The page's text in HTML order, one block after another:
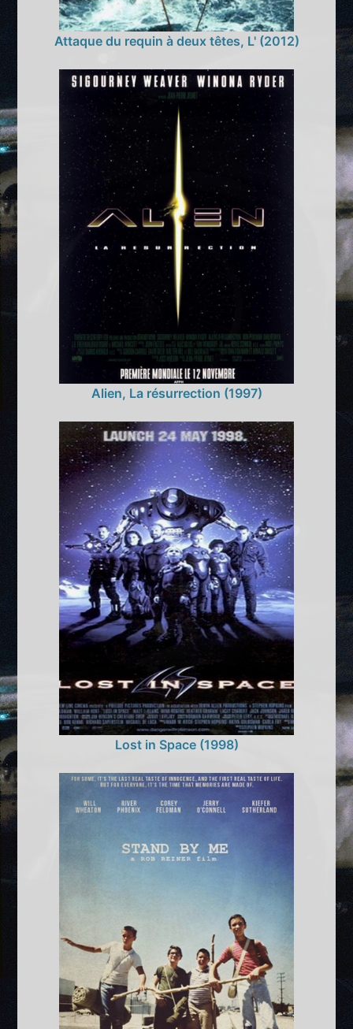
Attaque du requin à deux têtes, L' (2012)
Alien, La résurrection (1997)
Lost in Space (1998)